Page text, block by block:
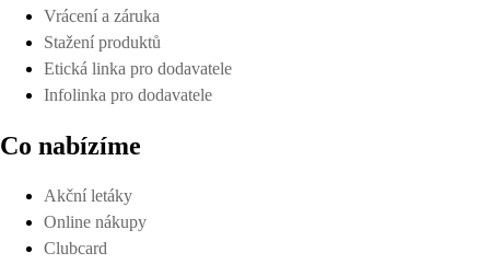
Vrácení a záruka
Stažení produktů
Etická linka pro dodavatele
Infolinka pro dodavatele
Co nabízíme
Akční letáky
Online nákupy
Clubcard